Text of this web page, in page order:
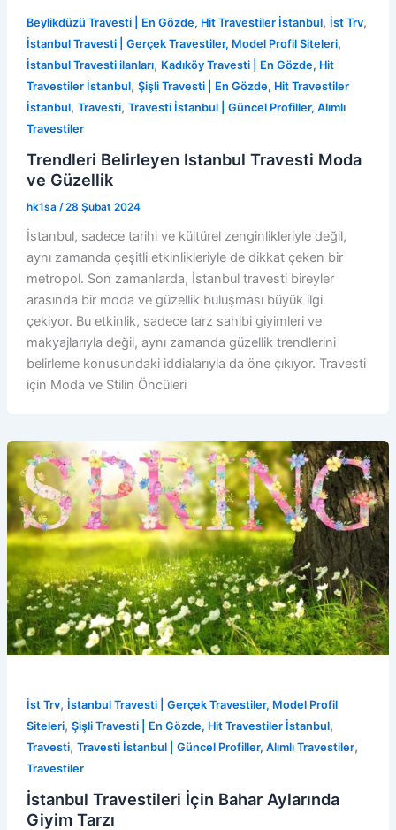
Beylikdüzü Travesti | En Gözde, Hit Travestiler İstanbul, İst Trv,
İstanbul Travesti | Gerçek Travestiler, Model Profil Siteleri,
İstanbul Travesti ilanları, Kadıköy Travesti | En Gözde, Hit
Travestiler İstanbul, Şişli Travesti | En Gözde, Hit Travestiler
İstanbul, Travesti, Travesti İstanbul | Güncel Profiller, Alımlı
Travestiler
Trendleri Belirleyen Istanbul Travesti Moda
ve Güzellik
hk1sa /28 Şubat 2024
İstanbul, sadece tarihi ve kültürel zenginlikleriyle değil,
aynı zamanda çeşitli etkinlikleriyle de dikkat çeken bir
metropol. Son zamanlarda, İstanbul travesti bireyler
arasında bir moda ve güzellik buluşması büyük ilgi
çekiyor. Bu etkinlik, sadece tarz sahibi giyimleri ve
makyajlarıyla değil, aynı zamanda güzellik trendlerini
belirleme konusundaki iddialarıyla da öne çıkıyor. Travesti
için Moda ve Stilin Öncüleri
İst Trv, İstanbul Travesti | Gerçek Travestiler, Model Profil
Siteleri, Şişli Travesti | En Gözde, Hit Travestiler İstanbul,
Travesti, Travesti İstanbul | Güncel Profiller, Alımlı Travestiler,
Travestiler
İstanbul Travestileri İçin Bahar Aylarında
Giyim Tarzı